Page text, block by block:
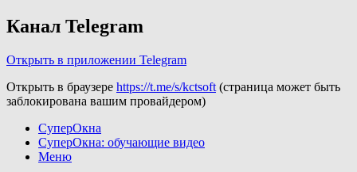
Канал Telegram
Открыть в приложении Telegram
Открыть в браузере https://t.me/s/kctsoft (страница может быть
заблокирована вашим провайдером)
СуперОкна
СуперОкна: обучающие видео
Меню